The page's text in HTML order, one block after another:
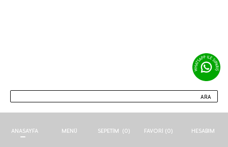
ARA
ANASAYFA MENÜ SEPETIM (0) FAVORI (0) HESABIM